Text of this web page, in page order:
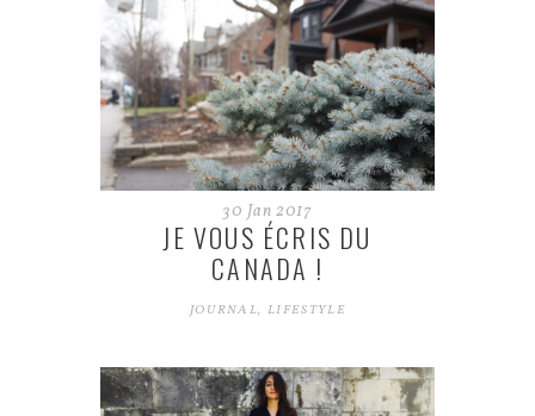
30 Jan 2017
JE VOUS ÉCRIS DU
CANADA !
JOURNAL, LIFESTYLE